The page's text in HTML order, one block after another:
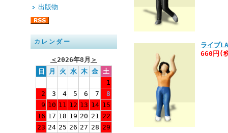
出版物
カレンダー
＜2026年8月 ＞
日
月 火 水 木 金 土
1
2
3 4 5 6 7
8
9 10 11 12 13 14 15
16 17 18 19 20 21 22
23 24 25 26 27 28 29
ライブ
660円(